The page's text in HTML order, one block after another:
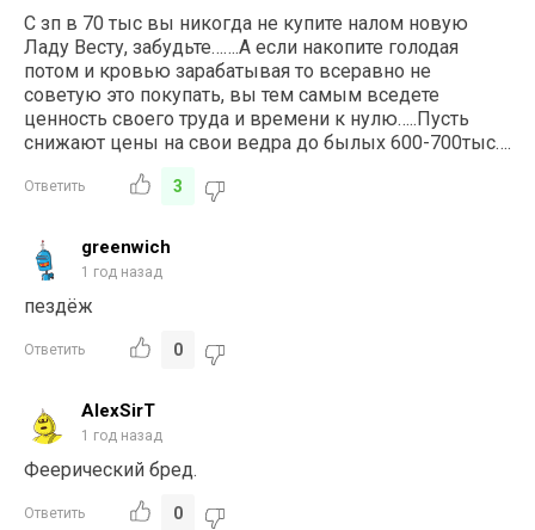
С зп в 70 тыс вы никогда не купите налом новую
Ладу Весту, забудьте…….А если накопите голодая
потом и кровью зарабатывая то всеравно не
советую это покупать, вы тем самым вседете
ценность своего труда и времени к нулю…..Пусть
снижают цены на свои ведра до былых 600-700тыс….
Ответить 3
greenwich
1 год назад
пездёж
Ответить 0
AlexSirT
1 год назад
Феерический бред.
Ответить 0